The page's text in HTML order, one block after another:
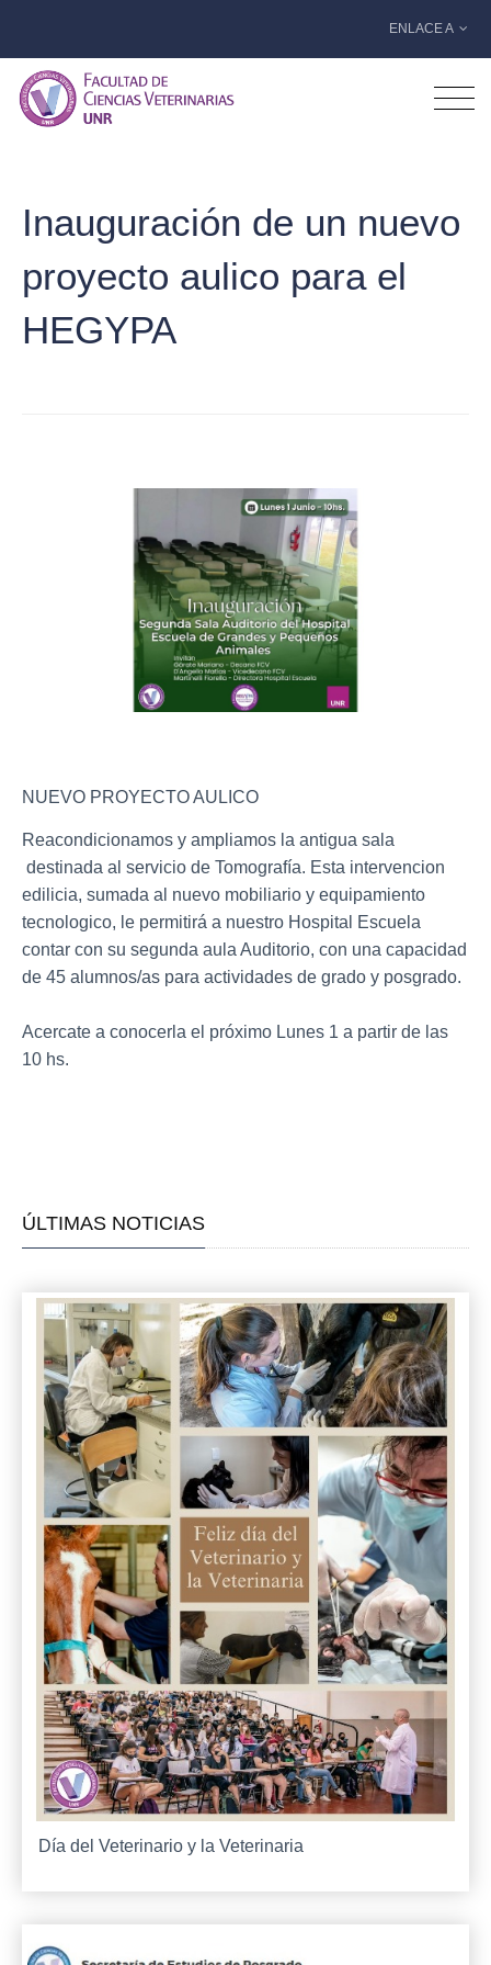
ENLACE A
Inauguración de un nuevo
proyecto aulico para el
HEGYPA
NUEVO PROYECTO AULICO
Reacondicionamos y ampliamos la antigua sala
destinada al servicio de Tomografía. Esta intervencion
edilicia, sumada al nuevo mobiliario y equipamiento
tecnologico, le permitirá a nuestro Hospital Escuela
contar con su segunda aula Auditorio, con una capacidad
de 45 alumnos/as para actividades de grado y posgrado.
Acercate a conocerla el próximo Lunes 1 a partir de las
10 hs.
ÚLTIMAS NOTICIAS
Día del Veterinario y la Veterinaria